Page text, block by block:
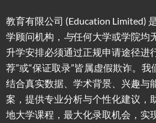
教育有限公司 (Education Limited)
学顾问机构， 与任何大学或学院均
升学安排必须通过正规申请途径进
荐”或“保证取录”皆属虚假欺诈。我
结合真实数据、学术背景、兴趣与
案，提供专业分析与个性化建议，
地大学课程，最大化录取机会，实